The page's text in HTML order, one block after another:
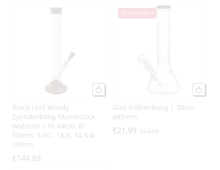
Black Leaf Woody
Zylinderbong Mundstück
Walnuss | H: 44cm, Ø:
50mm, Schl.: 18,8, 14,5 &
10mm
€144,89
11% RABATT
Glas Kolbenbong | 30cm
⌀45mm
€21,99 €24,95